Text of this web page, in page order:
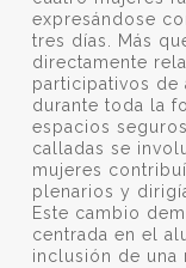
expresándose
tres días. Más
directamente
participativos de
durante toda la
espacios
calladas se
mujeres
plenarios y
Este cambio
centrada en el
inclusión de una